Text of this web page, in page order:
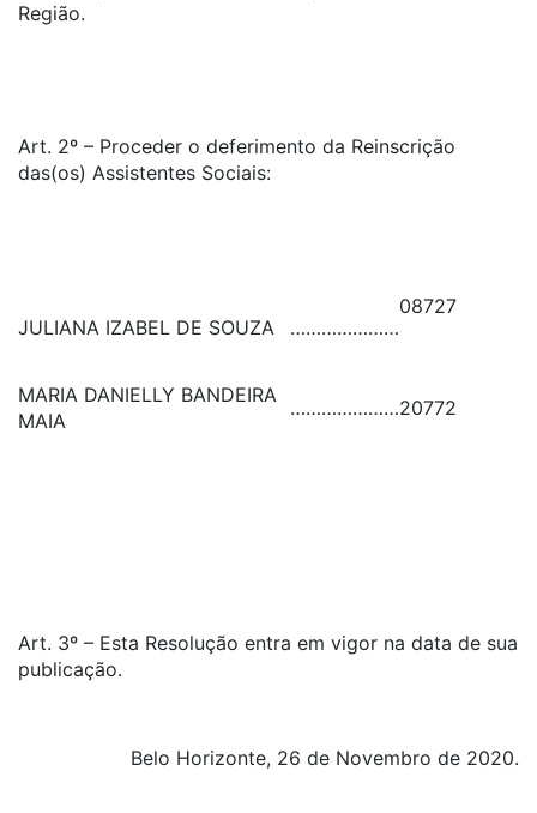
Região.
Art. 2º – Proceder o deferimento da Reinscrição
das(os) Assistentes Sociais:
JULIANA IZABEL DE SOUZA …………………
08727
MARIA DANIELLY BANDEIRA
MAIA
…………………20772
Art. 3º – Esta Resolução entra em vigor na data de sua
publicação.
Belo Horizonte, 26 de Novembro de 2020.